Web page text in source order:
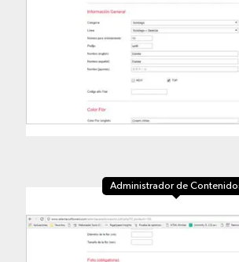
Administrador de